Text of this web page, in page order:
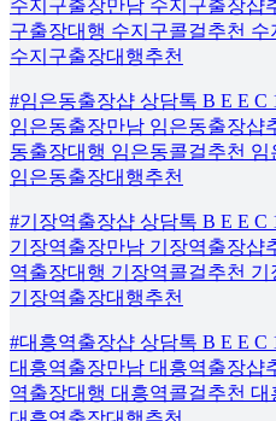
수지구출장만남 수지구출장샵
구출장대행 수지구콜걸추천 수
수지구출장대행추천
#임은동출장샵 상담톡 B E E C
임은동출장만남 임은동출장샵
동출장대행 임은동콜걸추천 임
임은동출장대행추천
#기장역출장샵 상담톡 B E E C
기장역출장만남 기장역출장샵
역출장대행 기장역콜걸추천 기
기장역출장대행추천
#대흥역출장샵 상담톡 B E E C
대흥역출장만남 대흥역출장샵
역출장대행 대흥역콜걸추천 대